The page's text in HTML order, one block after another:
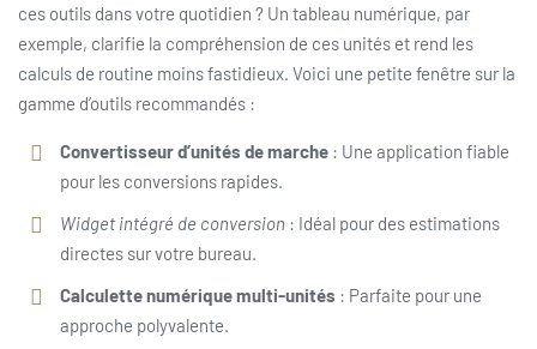
ces outils dans votre quotidien ? Un tableau numérique, par
exemple, clarifie la compréhension de ces unités et rend les
calculs de routine moins fastidieux. Voici une petite fenêtre sur la
gamme d’outils recommandés :
Convertisseur d’unités de marche : Une application fiable
pour les conversions rapides.
Widget intégré de conversion : Idéal pour des estimations
directes sur votre bureau.
Calculette numérique multi-unités : Parfaite pour une
approche polyvalente.